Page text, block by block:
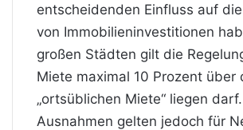
entscheidenden Einfluss auf
von Immobilieninvestitionen
großen Städten gilt die
Miete maximal 10 Prozent über
„ortsüblichen Miete“ liegen darf.
Ausnahmen gelten jedoch für